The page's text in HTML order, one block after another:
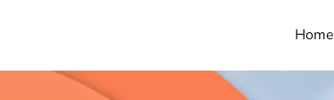
Home